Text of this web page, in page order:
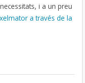
i a un preu
a través de la